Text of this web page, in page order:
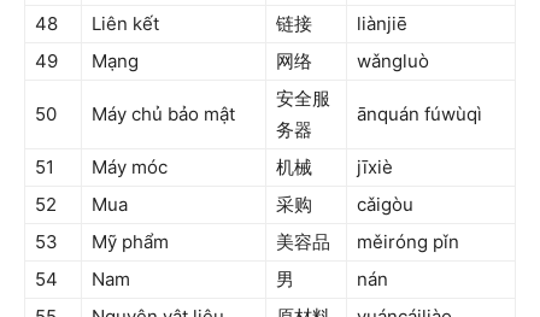
48
Liên kết 链接
liànjiē
49
Mạng 网络 wǎngluò
50 Máy chủ bảo mật
安全服
务器
ānquán fúwùqì
51 Máy móc 机械
jīxiè
52
Mua 采购
cǎigòu
53
Mỹ phẩm 美容品
měiróng pǐn
54
Nam 男
nán